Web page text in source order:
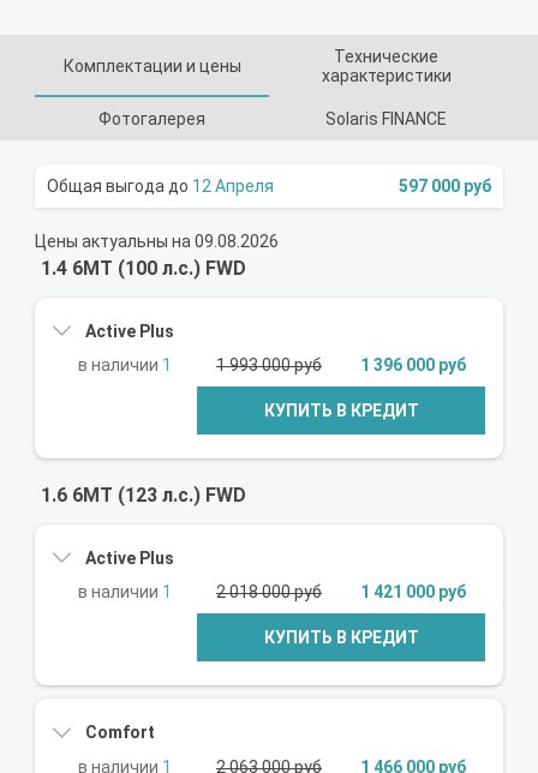
Комплектации и цены
Технические
характеристики
Фотогалерея Solaris FINANCE
12 Апреля 597 000 руб
Цены актуальны на 09.08.2026
1.4 6MT (100 л.с.) FWD
Active Plus
1
1 993 000 руб 1 396 000 руб
КУПИТЬ В КРЕДИТ
1.6 6MT (123 л.с.) FWD
Active Plus
1
2 018 000 руб 1 421 000 руб
КУПИТЬ В КРЕДИТ
Comfort
1
2 063 000 руб 1 466 000 руб